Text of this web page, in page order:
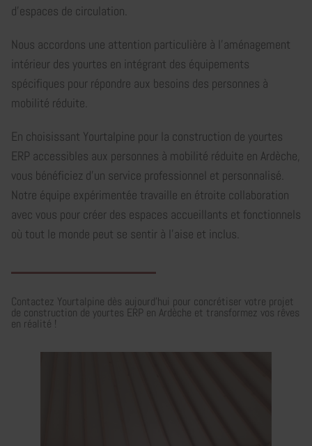
d’espaces de circulation.
Nous accordons une attention particulière à l'aménagement
intérieur des yourtes en intégrant des équipements
spécifiques pour répondre aux besoins des personnes à
mobilité réduite.
En choisissant Yourtalpine pour la construction de yourtes
ERP accessibles aux personnes à mobilité réduite en Ardèche,
vous bénéficiez d'un service professionnel et personnalisé.
Notre équipe expérimentée travaille en étroite collaboration
avec vous pour créer des espaces accueillants et fonctionnels
où tout le monde peut se sentir à l'aise et inclus.
Contactez Yourtalpine dès aujourd'hui pour concrétiser votre projet
de construction de yourtes ERP en Ardèche et transformez vos rêves
en réalité !